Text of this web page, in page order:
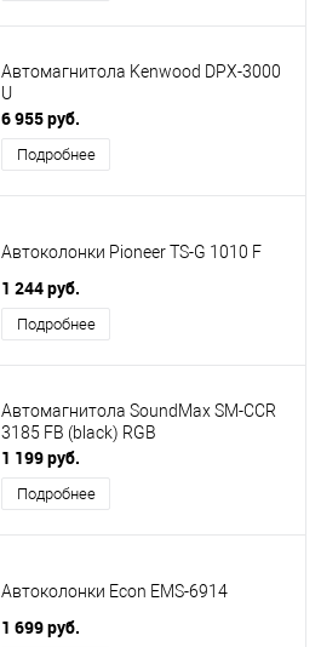
Автомагнитола Kenwood DPX-3000
U
6 955 руб.
Подробнее
Автоколонки Pioneer TS-G 1010 F
1 244 руб.
Подробнее
Автомагнитола SoundMax SM-CCR
3185 FB (black) RGB
1 199 руб.
Подробнее
Автоколонки Econ EMS-6914
1 699 руб.